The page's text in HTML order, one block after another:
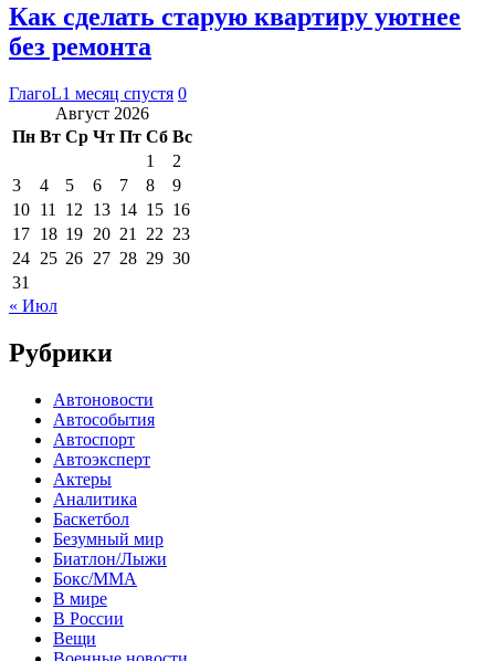
Как сделать старую квартиру уютнее
без ремонта
ГлагоL1 месяц спустя 0
Август 2026
Пн Вт Ср Чт Пт Сб Вс
1
2
3
4 5 6 7 8
9
10 11 12 13 14 15 16
17 18 19 20 21 22 23
24 25 26 27 28 29 30
31
« Июл
Рубрики
Автоновости
Автособытия
Автоспорт
Автоэксперт
Актеры
Аналитика
Баскетбол
Безумный мир
Биатлон/Лыжи
Бокс/MMA
В мире
В России
Вещи